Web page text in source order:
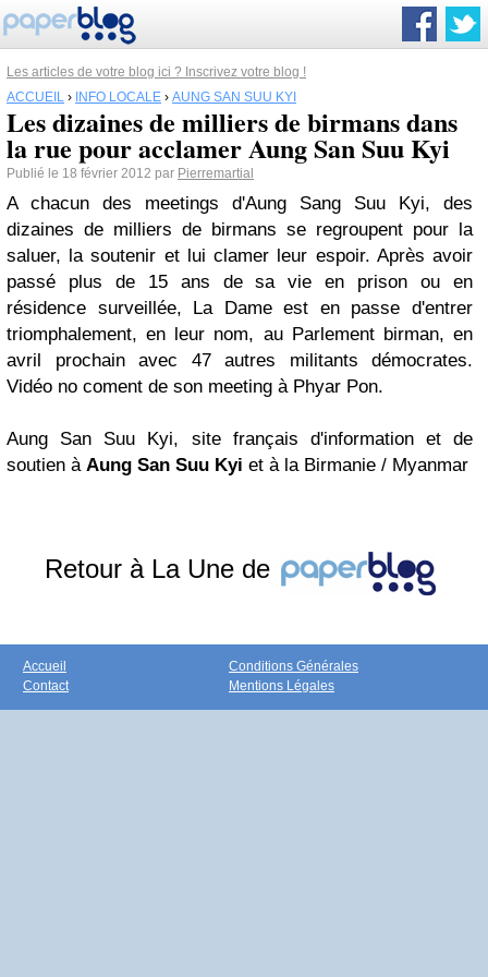
Les articles de votre blog ici ? Inscrivez votre blog !
ACCUEIL › INFO LOCALE › AUNG SAN SUU KYI
Les dizaines de milliers de birmans dans
la rue pour acclamer Aung San Suu Kyi
Publié le 18 février 2012 par Pierremartial
A chacun des meetings d'Aung Sang Suu Kyi, des
dizaines de milliers de birmans se regroupent pour la
saluer, la soutenir et lui clamer leur espoir. Après avoir
passé plus de 15 ans de sa vie en prison ou en
résidence surveillée, La Dame est en passe d'entrer
triomphalement, en leur nom, au Parlement birman, en
avril prochain avec 47 autres militants démocrates.
Vidéo no coment de son meeting à Phyar Pon.
Aung San Suu Kyi, site français d'information et de
soutien à Aung San Suu Kyi et à la Birmanie / Myanmar
Retour à La Une de
Accueil
Contact
Conditions Générales
Mentions Légales